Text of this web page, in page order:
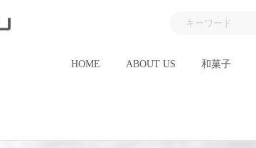
HOME ABOUT US 和菓子